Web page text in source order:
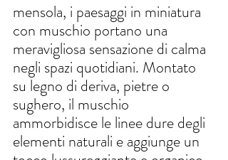
mensola, i paesaggi in miniatura
con muschio portano una
meravigliosa sensazione di calma
negli spazi quotidiani. Montato
su legno di deriva, pietre o
sughero, il muschio
ammorbidisce le linee dure degli
elementi naturali e aggiunge un